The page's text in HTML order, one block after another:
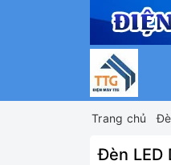
Trang chủ
Đèn LED